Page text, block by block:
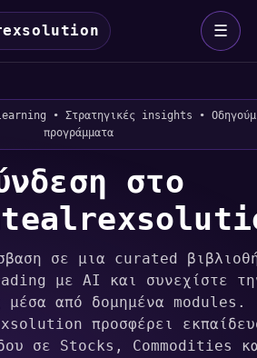
☰
• Στρατηγικές insights •
προγράμματα
στο
σε μια curated
με AI και συνεχίστε
μέσα από δομημένα modules.
προσφέρει
σε Stocks, Commodities